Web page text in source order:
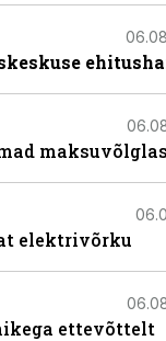
elektrivõrku
ettevõttelt